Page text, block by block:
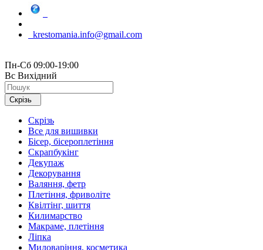
krestomania.info@gmail.com
Пн-Сб 09:00-19:00
Вс Вихідний
Скрізь
Скрізь
Все для вишивки
Бісер, бісероплетіння
Скрапбукінг
Декупаж
Декорування
Валяння, фетр
Плетіння, фриволіте
Квілтінг, шиття
Килимарство
Макраме, плетіння
Ліпка
Миловаріння, косметика